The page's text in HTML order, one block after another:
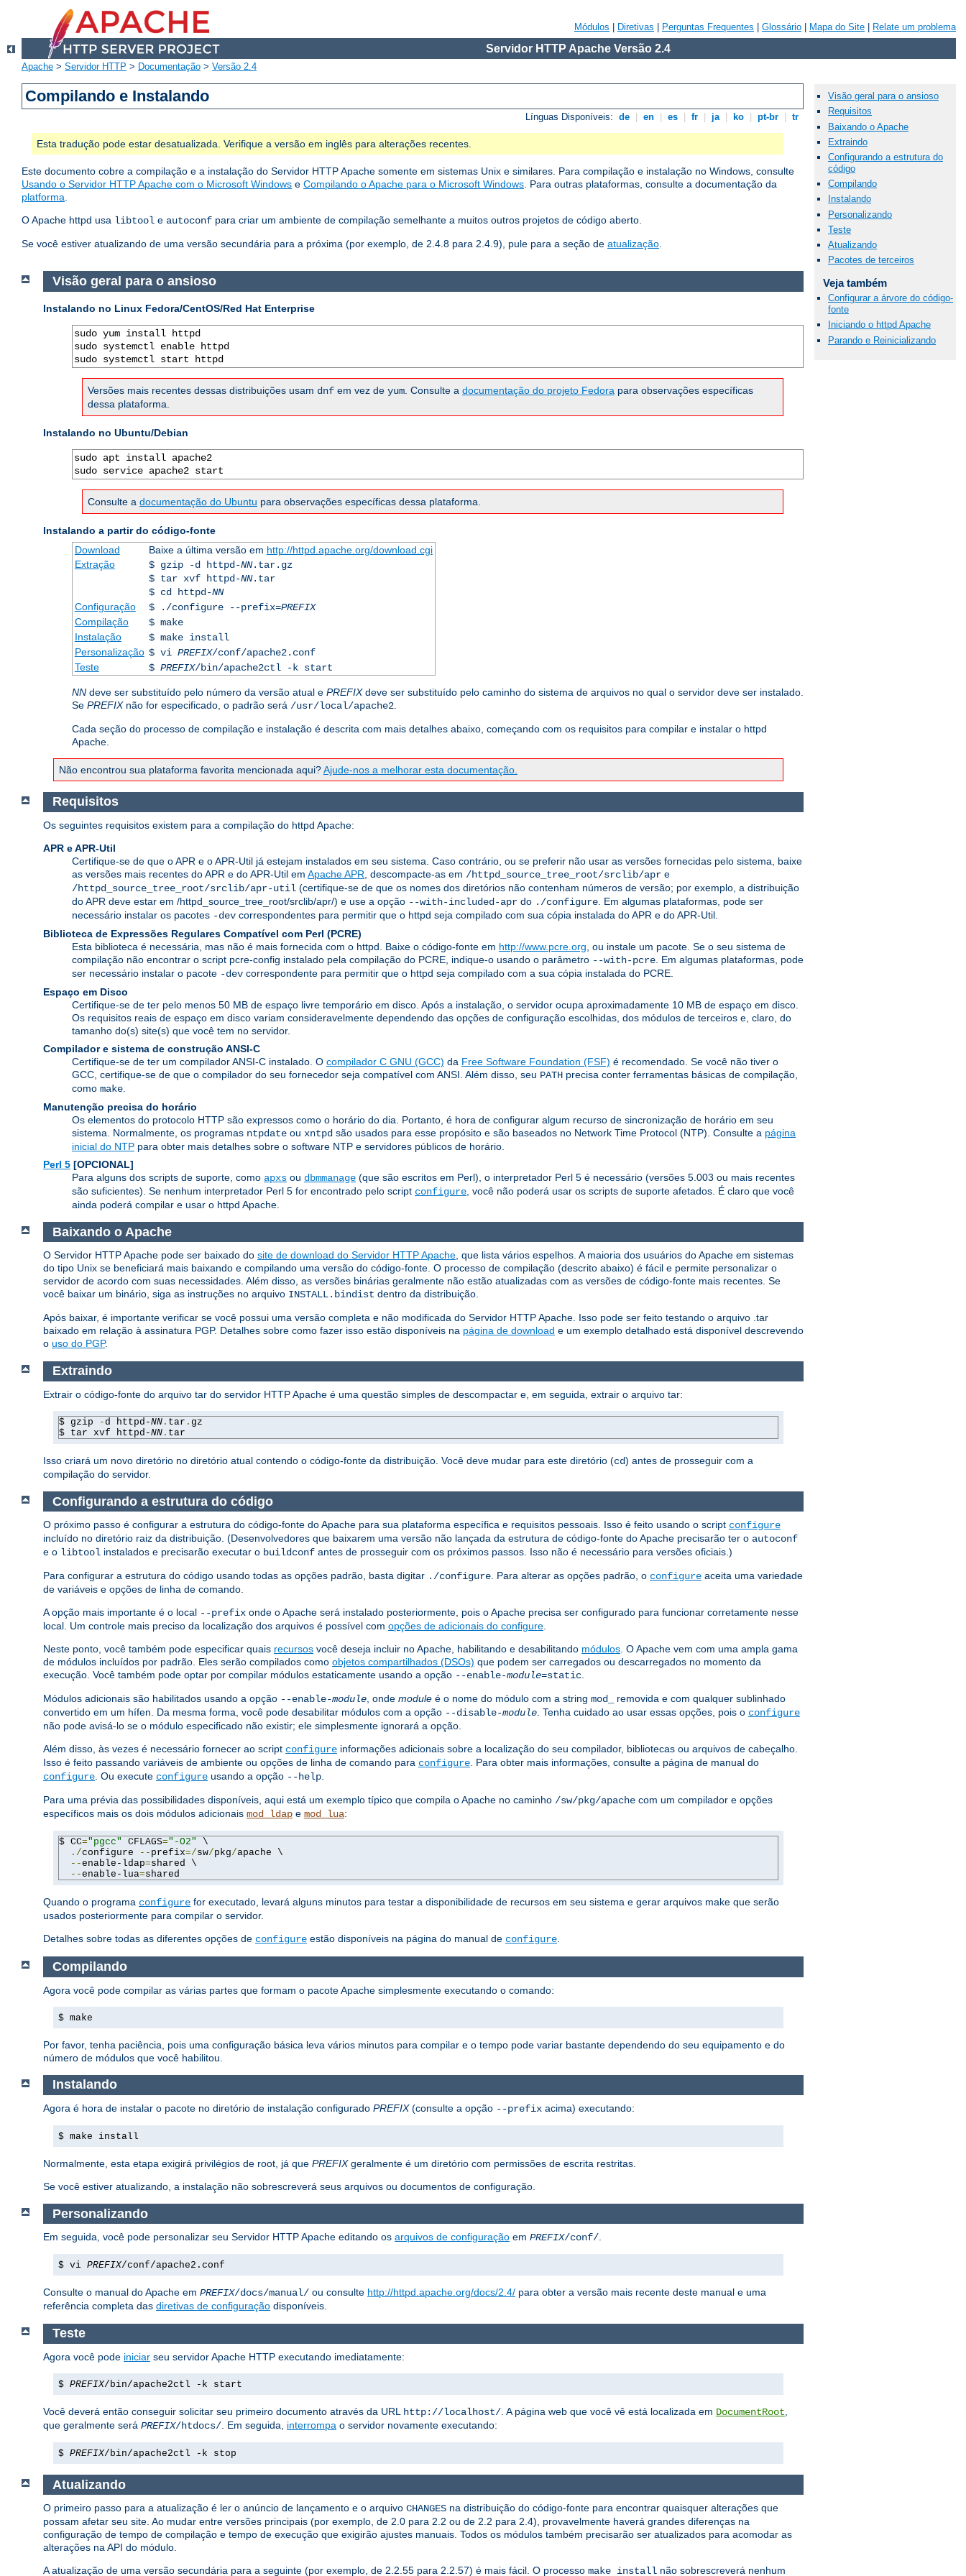
Módulos Diretivas Perguntas Frequentes Glossário Mapa do Site Relate um problema
Servidor HTTP Apache Versão 2.4
Apache > Servidor HTTP > Documentação > Versão 2.4
Compilando e Instalando
Línguas Disponíveis: de en es fr ja ko pt-br tr
Esta tradução pode estar desatualizada. Verifique a versão em inglês para alterações recentes.
Este documento cobre a compilação e a instalação do Servidor HTTP Apache somente em sistemas Unix e similares. Para compilação e instalação no Windows, consulte
Usando o Servidor HTTP Apache com o Microsoft Windows e Compilando o Apache para o Microsoft Windows. Para outras plataformas, consulte a documentação da
platforma.
O Apache httpd usa libtool e autoconf para criar um ambiente de compilação semelhante a muitos outros projetos de código aberto.
Se você estiver atualizando de uma versão secundária para a próxima (por exemplo, de 2.4.8 para 2.4.9), pule para a seção de atualização.
Visão geral para o ansioso
Instalando no Linux Fedora/CentOS/Red Hat Enterprise
sudo yum install httpd
sudo systemctl enable httpd
sudo systemctl start httpd
Versões mais recentes dessas distribuições usam dnf em vez de yum . Consulte a documentação do projeto Fedora para observações específicas
dessa plataforma.
Instalando no Ubuntu/Debian
sudo apt install apache2
sudo service apache2 start
Consulte a documentação do Ubuntu para observações específicas dessa plataforma.
Instalando a partir do código-fonte
Download
Baixe a última versão em http://httpd.apache.org/download.cgi
Extração
$ gzip -d httpd-NN.tar.gz
$ tar xvf httpd-NN.tar
$ cd httpd-NN
Configuração
$ ./configure --prefix=PREFIX
Compilação
$ make
Instalação
$ make install
Personalização $ vi PREFIX/conf/apache2.conf
Teste
$ PREFIX/bin/apache2ctl -k start
NN deve ser substituído pelo número da versão atual e PREFIXdeve ser substituído pelo caminho do sistema de arquivos no qual o servidor deve ser instalado.
Se PREFIXnão for especificado, o padrão será /usr/local/apache2
Cada seção do processo de compilação e instalação é descrita com mais detalhes abaixo, começando com os requisitos para compilar e instalar o httpd
Apache.
Não encontrou sua plataforma favorita mencionada aqui?Ajude-nos a melhorar esta documentação.
Requisitos
Os seguintes requisitos existem para a compilação do httpd Apache:
APR e APR-Util
Certifique-se de que o APR e o APR-Util já estejam instalados em seu sistema. Caso contrário, ou se preferir não usar as versões fornecidas pelo sistema, baixe
as versões mais recentes do APR e do APR-Util em Apache APR , descompacte-as em /httpd_source_tree_root/srclib/apr e
/httpd_source_tree_root/srclib/apr-util (certifique-se de que os nomes dos diretórios não contenham números de versão; por exemplo, a distribuição
do APR deve estar em /httpd_source_tree_root/srclib/apr/) e use a opção --with-included-apr do ./configure . Em algumas plataformas, pode ser
necessário instalar os pacotes -dev correspondentes para permitir que o httpd seja compilado com sua cópia instalada do APR e do APR-Util.
Biblioteca de Expressões Regulares Compatível com Perl (PCRE)
Esta biblioteca é necessária, mas não é mais fornecida com o httpd. Baixe o código-fonte em http://www.pcre.org , ou instale um pacote. Se o seu sistema de
compilação não encontrar o script pcre-config instalado pela compilação do PCRE, indique-o usando o parâmetro --with-pcre . Em algumas plataformas, pode
ser necessário instalar o pacote -dev correspondente para permitir que o httpd seja compilado com a sua cópia instalada do PCRE.
Espaço em Disco
Certifique-se de ter pelo menos 50 MB de espaço livre temporário em disco. Após a instalação, o servidor ocupa aproximadamente 10 MB de espaço em disco.
Os requisitos reais de espaço em disco variam consideravelmente dependendo das opções de configuração escolhidas, dos módulos de terceiros e, claro, do
tamanho do(s) site(s) que você tem no servidor.
Compilador e sistema de construção ANSI-C
Certifique-se de ter um compilador ANSI-C instalado. O compilador C GNU (GCC) da Free Software Foundation (FSF) é recomendado. Se você não tiver o
GCC, certifique-se de que o compilador do seu fornecedor seja compatível com ANSI. Além disso, seu PATH precisa conter ferramentas básicas de compilação,
como make
Manutenção precisa do horário
Os elementos do protocolo HTTP são expressos como o horário do dia. Portanto, é hora de configurar algum recurso de sincronização de horário em seu
sistema. Normalmente, os programas ntpdate ou xntpd são usados ​​para esse propósito e são baseados no Network Time Protocol (NTP). Consulte a página
inicial do NTP para obter mais detalhes sobre o software NTP e servidores públicos de horário.
Perl 5 [OPCIONAL]
Para alguns dos scripts de suporte, como apxs ou dbmmanage (que são escritos em Perl), o interpretador Perl 5 é necessário (versões 5.003 ou mais recentes
são suficientes). Se nenhum interpretador Perl 5 for encontrado pelo script configure , você não poderá usar os scripts de suporte afetados. É claro que você
ainda poderá compilar e usar o httpd Apache.
Baixando o Apache
O Servidor HTTP Apache pode ser baixado do site de download do Servidor HTTP Apache, que lista vários espelhos. A maioria dos usuários do Apache em sistemas
do tipo Unix se beneficiará mais baixando e compilando uma versão do código-fonte. O processo de compilação (descrito abaixo) é fácil e permite personalizar o
servidor de acordo com suas necessidades. Além disso, as versões binárias geralmente não estão atualizadas com as versões de código-fonte mais recentes. Se
você baixar um binário, siga as instruções no arquivo INSTALL.bindist dentro da distribuição.
Após baixar, é importante verificar se você possui uma versão completa e não modificada do Servidor HTTP Apache. Isso pode ser feito testando o arquivo .tar
baixado em relação à assinatura PGP. Detalhes sobre como fazer isso estão disponíveis na página de download e um exemplo detalhado está disponível descrevendo
o uso do PGP.
Extraindo
Extrair o código-fonte do arquivo tar do servidor HTTP Apache é uma questão simples de descompactar e, em seguida, extrair o arquivo tar:
$ gzip -d httpd-NN . tar . gz
$ tar xvf httpd-NN . tar
Isso criará um novo diretório no diretório atual contendo o código-fonte da distribuição. Você deve mudar para este diretório (cd) antes de prosseguir com a
compilação do servidor.
Configurando a estrutura do código
O próximo passo é configurar a estrutura do código-fonte do Apache para sua plataforma específica e requisitos pessoais. Isso é feito usando o script configure
incluído no diretório raiz da distribuição. (Desenvolvedores que baixarem uma versão não lançada da estrutura de código-fonte do Apache precisarão ter o autoconf
e o libtool instalados e precisarão executar o buildconf antes de prosseguir com os próximos passos. Isso não é necessário para versões oficiais.)
Para configurar a estrutura do código usando todas as opções padrão, basta digitar ./configure. Para alterar as opções padrão, o configure aceita uma variedade
de variáveis e opções de linha de comando.
A opção mais importante é o local --prefix onde o Apache será instalado posteriormente, pois o Apache precisa ser configurado para funcionar corretamente nesse
local. Um controle mais preciso da localização dos arquivos é possível com opções de adicionais do configure.
Neste ponto, você também pode especificar quais recursos você deseja incluir no Apache, habilitando e desabilitando módulos. O Apache vem com uma ampla gama
de módulos incluídos por padrão. Eles serão compilados como objetos compartilhados (DSOs) que podem ser carregados ou descarregados no momento da
execução. Você também pode optar por compilar módulos estaticamente usando a opção --enable-module=static.
Módulos adicionais são habilitados usando a opção --enable-module, onde module é o nome do módulo com a string mod_
removida e com qualquer sublinhado
convertido em um hífen. Da mesma forma, você pode desabilitar módulos com a opção --disable-module. Tenha cuidado ao usar essas opções, pois o configure
não pode avisá-lo se o módulo especificado não existir; ele simplesmente ignorará a opção.
Além disso, às vezes é necessário fornecer ao script configure informações adicionais sobre a localização do seu compilador, bibliotecas ou arquivos de cabeçalho.
Isso é feito passando variáveis ​​de ambiente ou opções de linha de comando para configure. Para obter mais informações, consulte a página de manual do
configure. Ou execute configure usando a opção --help.
Para uma prévia das possibilidades disponíveis, aqui está um exemplo típico que compila o Apache no caminho /sw/pkg/apache com um compilador e opções
específicos mais os dois módulos adicionais mod_ldap e mod_lua:
$ CC="pgcc" CFLAGS="-O2"
\
./configure -- prefix=/sw/pkg/apache \
--enable-ldap=shared \
--enable-lua=shared
Quando o programa configure for executado, levará alguns minutos para testar a disponibilidade de recursos em seu sistema e gerar arquivos make que serão
usados ​​posteriormente para compilar o servidor.
Detalhes sobre todas as diferentes opções de configure estão disponíveis na página do manual de configure.
Compilando
Agora você pode compilar as várias partes que formam o pacote Apache simplesmente executando o comando:
$ make
Por favor, tenha paciência, pois uma configuração básica leva vários minutos para compilar e o tempo pode variar bastante dependendo do seu equipamento e do
número de módulos que você habilitou.
Instalando
Agora é hora de instalar o pacote no diretório de instalação configurado PREFIX(consulte a opção --prefix acima) executando:
$ make install
Normalmente, esta etapa exigirá privilégios de root, já que PREFIXgeralmente é um diretório com permissões de escrita restritas.
Se você estiver atualizando, a instalação não sobrescreverá seus arquivos ou documentos de configuração.
Personalizando
Em seguida, você pode personalizar seu Servidor HTTP Apache editando os arquivos de configuração em PREFIX/conf/.
$ vi PREFIX/conf/apache2.conf
Consulte o manual do Apache em PREFIX/docs/manual/ ou consulte http://httpd.apache.org/docs/2.4/ para obter a versão mais recente deste manual e uma
referência completa das diretivas de configuração disponíveis.
Teste
Agora você pode iniciar seu servidor Apache HTTP executando imediatamente:
$ PREFIX/bin/apache2ctl -k start
Você deverá então conseguir solicitar seu primeiro documento através da URL http://localhost/ . A página web que você vê está localizada em DocumentRoot
que geralmente será PREFIX/htdocs/ . Em seguida, interrompa o servidor novamente executando:
$ PREFIX/bin/apache2ctl -k stop
Atualizando
O primeiro passo para a atualização é ler o anúncio de lançamento e o arquivo CHANGES na distribuição do código-fonte para encontrar quaisquer alterações que
possam afetar seu site. Ao mudar entre versões principais (por exemplo, de 2.0 para 2.2 ou de 2.2 para 2.4), provavelmente haverá grandes diferenças na
configuração de tempo de compilação e tempo de execução que exigirão ajustes manuais. Todos os módulos também precisarão ser atualizados para acomodar as
alterações na API do módulo.
A atualização de uma versão secundária para a seguinte (por exemplo, de 2.2.55 para 2.2.57) é mais fácil. O processo make install não sobrescreverá nenhum
Visão geral para o ansioso
Requisitos
Baixando o Apache
Extraindo
Configurando a estrutura do
código
Compilando
Instalando
Personalizando
Teste
Atualizando
Pacotes de terceiros
Veja também
Configurar a árvore do código-
fonte
Iniciando o httpd Apache
Parando e Reinicializando